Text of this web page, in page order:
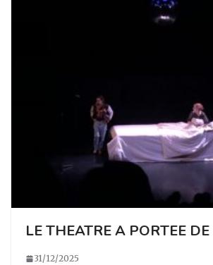
LE THEATRE A PORTEE
31/12/2025